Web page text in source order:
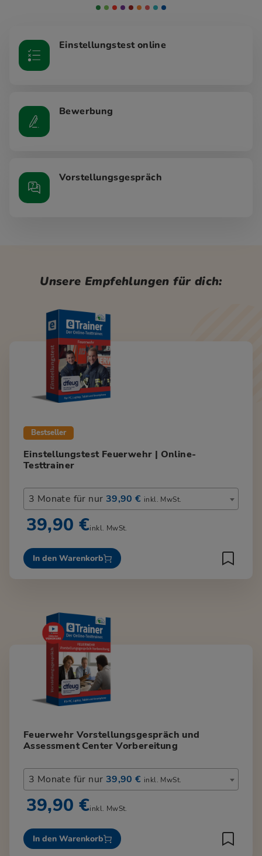
Einstellungstest online
Bewerbung
Vorstellungsgespräch
Unsere Empfehlungen für dich:
Bestseller
Einstellungstest Feuerwehr | Online-
Testtrainer
3 Monate für nur 39,90 € inkl. MwSt.
39,90 €inkl. MwSt.
In den Warenkorb
Feuerwehr Vorstellungsgespräch und
Assessment Center Vorbereitung
3 Monate für nur 39,90 € inkl. MwSt.
39,90 €inkl. MwSt.
In den Warenkorb